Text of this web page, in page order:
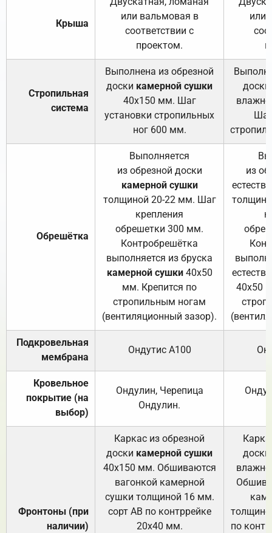
Крыша
или вальмовая в
соответствии с
проектом.
или
Стропильная
система
Выполнена из обрезной
доски камерной сушки
40х150 мм. Шаг
установки стропильных
ног 600 мм.
доски
Обрешётка
Выполняется
из обрезной доски
камерной сушки
толщиной 20-22 мм. Шаг
крепления
обрешетки 300 мм.
Контробрешётка
выполняется из бруска
камерной сушки40х50
мм. Крепится по
стропильным ногам
(вентиляционный зазор).
из
40х50
Подкровельная
мембрана
Ондутис А100
Кровельное
покрытие (на
выбор)
Ондулин, Черепица
Ондулин.
Фронтоны (при
наличии)
Каркас из обрезной
доски камерной сушки
40х150 мм. Обшиваются
вагонкой камерной
сушки толщиной 16 мм.
сорт АВ по контррейке
20х40 мм.
доски
по